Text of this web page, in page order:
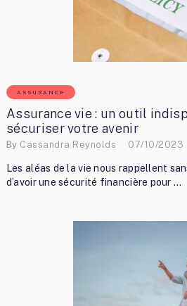
ASSURANCE
Assurance vie : un outil
sécuriser votre avenir
By Cassandra Reynolds 07/10/2023
Les aléas de la vie nous rappellent
d’avoir une sécurité financière pour …